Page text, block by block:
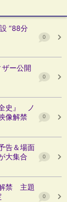
“88分
0
ー公開
0
史』 ノ
像解禁
0
告＆場面
大集合
0
禁 主題
0